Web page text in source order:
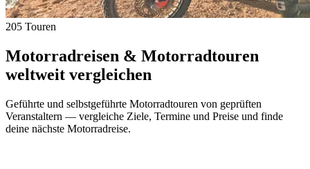
205 Touren
Motorradreisen & Motorradtouren
weltweit vergleichen
Geführte und selbstgeführte Motorradtouren von geprüften
Veranstaltern — vergleiche Ziele, Termine und Preise und finde
deine nächste Motorradreise.